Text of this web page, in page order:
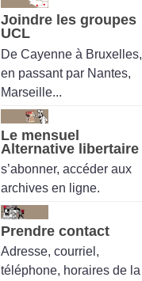
Joindre les groupes
UCL
De Cayenne à Bruxelles,
en passant par Nantes,
Marseille...
Le mensuel
Alternative libertaire
s’abonner, accéder aux
archives en ligne.
Prendre contact
Adresse, courriel,
téléphone, horaires de la